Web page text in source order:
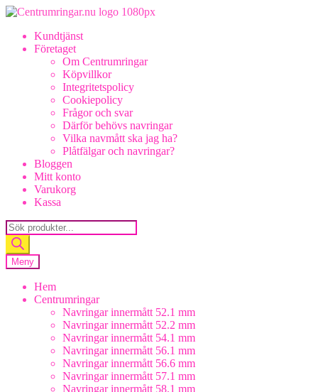
Hoppa
navigering
Hoppa
innehållKundtjänst
Företaget
Om Centrumringar
Köpvillkor
Integritetspolicy
Cookiepolicy
Frågor och svar
Därför behövs navringar
Vilka navmått ska jag ha?
Plåtfälgar och navringar?
Bloggen
Mitt konto
Varukorg
Kassa
Products
search
Meny
Hem
Centrumringar
Navringar innermått 52.1 mm
Navringar innermått 52.2 mm
Navringar innermått 54.1 mm
Navringar innermått 56.1 mm
Navringar innermått 56.6 mm
Navringar innermått 57.1 mm
Navringar innermått 58.1 mm